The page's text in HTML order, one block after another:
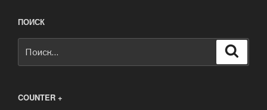
ПОИСК
COUNTER +